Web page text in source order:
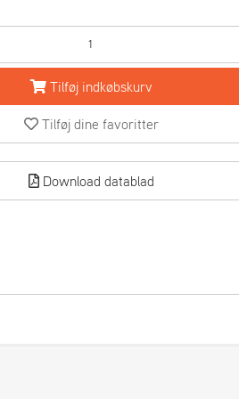
Tilføj indkøbskurv
Tilføj dine favoritter
Download datablad